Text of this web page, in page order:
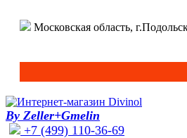
Московская область,
By Zeller+Gmelin
+7 (499) 110-36-69